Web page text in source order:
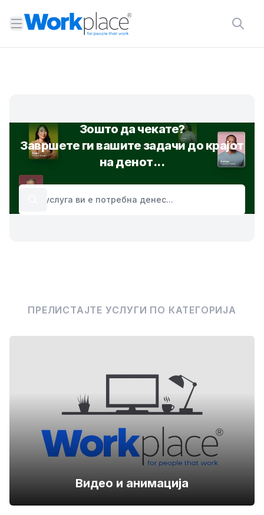
Open menu
Зошто да чекате?
Завршете ги вашите задачи до крајот
на денот...
ПРЕЛИСТАЈТЕ УСЛУГИ ПО КАТЕГОРИЈА
Видео и анимација